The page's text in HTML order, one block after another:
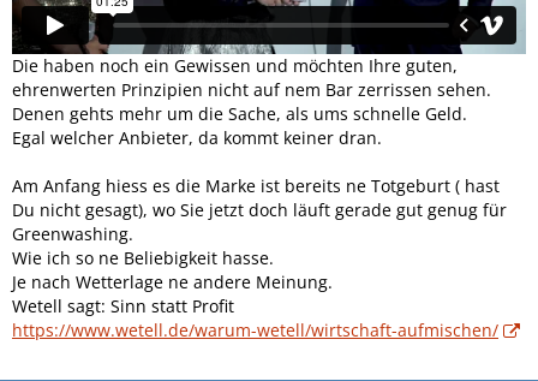
Die haben noch ein Gewissen und möchten Ihre guten,
ehrenwerten Prinzipien nicht auf nem Bar zerrissen sehen.
Denen gehts mehr um die Sache, als ums schnelle Geld.
Egal welcher Anbieter, da kommt keiner dran.
Am Anfang hiess es die Marke ist bereits ne Totgeburt ( hast
Du nicht gesagt), wo Sie jetzt doch läuft gerade gut genug für
Greenwashing.
Wie ich so ne Beliebigkeit hasse.
Je nach Wetterlage ne andere Meinung.
Wetell sagt: Sinn statt Profit
https://www.wetell.de/warum-wetell/wirtschaft-aufmischen/